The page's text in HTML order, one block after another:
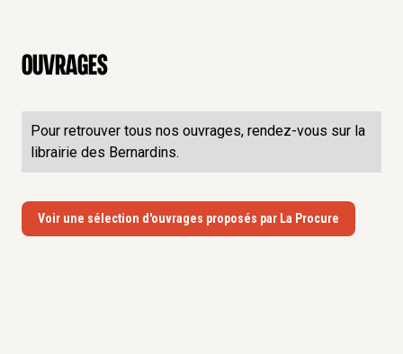
Ouvrages
Pour retrouver tous nos ouvrages, rendez-vous sur la
librairie des Bernardins.
Voir une sélection d'ouvrages proposés par La Procure